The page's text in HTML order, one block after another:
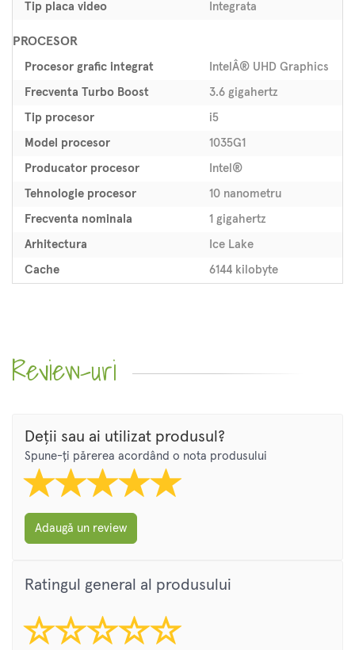
Tip placa video Integrata
PROCESOR
Procesor grafic integrat IntelÂ® UHD Graphics
Frecventa Turbo Boost 3.6 gigahertz
Tip procesor i5
Model procesor 1035G1
Producator procesor Intel®
Tehnologie procesor 10 nanometru
Frecventa nominala 1 gigahertz
Arhitectura Ice Lake
Cache 6144 kilobyte
Review-uri
Deții sau ai utilizat produsul?
Spune-ți părerea acordând o nota produsului
Adaugă un review
Ratingul general al produsului